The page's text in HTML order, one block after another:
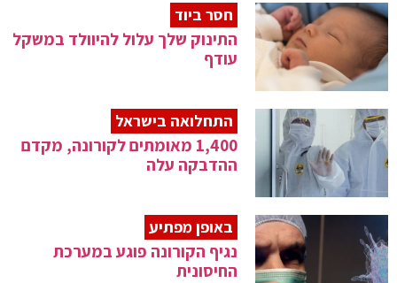
חסר ביוד
התינוק שלך עלול להיוולד במשקל
עודף
התחלואה בישראל
1,400 מאומתים לקורונה, מקדם
ההדבקה עלה
באופן מפתיע
נגיף הקורונה פוגע במערכת
החיסונית